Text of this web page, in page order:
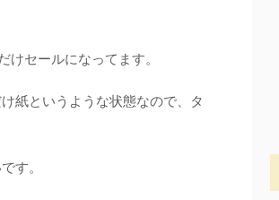
セールになってます。
紙というような状態なので、タ
す。